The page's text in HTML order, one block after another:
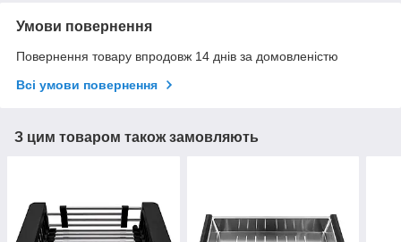
Умови повернення
Повернення товару впродовж 14 днів за домовленістю
Всі умови повернення
З цим товаром також замовляють